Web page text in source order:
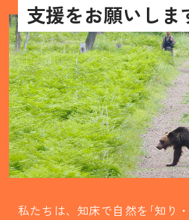
支援をお願いしま
私たちは、知床で自然を｢知り